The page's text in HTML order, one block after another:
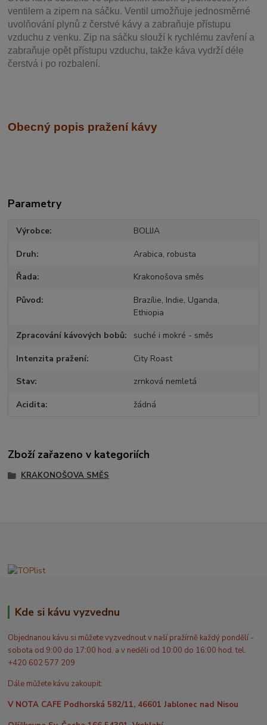
ventilem a zipem na sáčku. Ventil umožňuje jednosměrné
uvolňování plynů z čerstvé kávy a zabraňuje přístupu
vzduchu z venku. Zip na sáčku slouží k rychlému zavření a
zabraňuje opět přístupu vzduchu, takže káva vydrží déle
čerstvá i po rozbalení.
Obecný popis pražení kávy
Parametry
Výrobce BOLIJA
Druh Arabica, robusta
Řada Krakonošova směs
Původ
Brazílie, Indie, Uganda,
Ethiopia
Zpracování kávových bobů suché i mokré - směs
Intenzita pražení City Roast
Stav zrnková nemletá
Acidita žádná
Zboží zařazeno v kategoriích
KRAKONOŠOVA SMĚS
Kde si kávu vyzvednu
Objednanou kávu si můžete vyzvednout v naší pražírně každý pondělí -
sobota od 9:00 do 17:00 hod. a v neděli od 10:00 do 16:00 hod. tel.
+420 602 577 209
Dále můžete kávu zakoupit:
V NOTA CAFE Podhorská 582/11, 46601 Jablonec nad Nisou